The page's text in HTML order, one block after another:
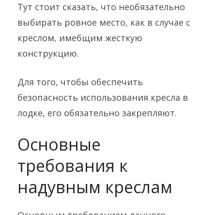
Тут стоит сказать, что необязательно
выбирать ровное место, как в случае с
креслом, имебщим жесткую
конструкцию.
Для того, чтобы обеспечить
безопасность использования кресла в
лодке, его обязательно закрепляют.
Основные
требования к
надувным креслам